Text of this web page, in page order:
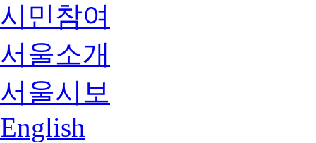
시민참여
서울소개
서울시보
English